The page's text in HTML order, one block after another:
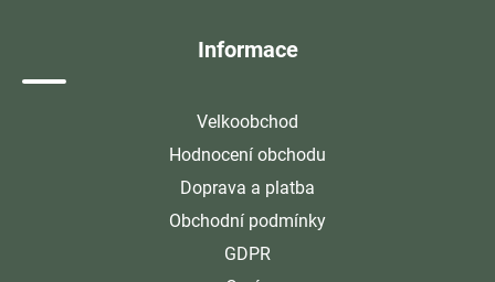
Informace
Velkoobchod
Hodnocení obchodu
Doprava a platba
Obchodní podmínky
GDPR